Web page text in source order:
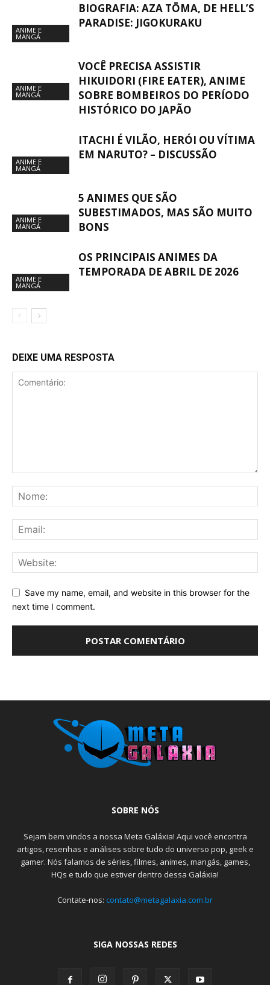
ANIME E
MANGÁ
BIOGRAFIA: AZA TŌMA, DE HELL’S
PARADISE: JIGOKURAKU
ANIME E
MANGÁ
VOCÊ PRECISA ASSISTIR
HIKUIDORI (FIRE EATER), ANIME
SOBRE BOMBEIROS DO PERÍODO
HISTÓRICO DO JAPÃO
ANIME E
MANGÁ
ITACHI É VILÃO, HERÓI OU VÍTIMA
EM NARUTO? – DISCUSSÃO
ANIME E
MANGÁ
5 ANIMES QUE SÃO
SUBESTIMADOS, MAS SÃO MUITO
BONS
ANIME E
MANGÁ
OS PRINCIPAIS ANIMES DA
TEMPORADA DE ABRIL DE 2026
DEIXE UMA RESPOSTA
Save my name, email, and website in this browser for the
next time I comment.
SOBRE NÓS
Sejam bem vindos a nossa Meta Galáxia! Aqui você encontra
artigos, resenhas e análises sobre tudo do universo pop, geek e
gamer. Nós falamos de séries, filmes, animes, mangás, games,
HQs e tudo que estiver dentro dessa Galáxia!
Contate-nos: contato@metagalaxia.com.br
SIGA NOSSAS REDES